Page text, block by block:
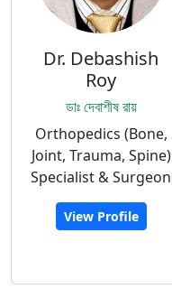
Dr. Debashish
Roy
ডাঃ দেবাশীষ রায়
Orthopedics (Bone,
Joint, Trauma, Spine)
Specialist & Surgeon
View Profile